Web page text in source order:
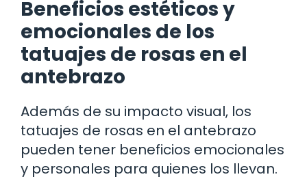
Beneficios estéticos y
emocionales de los
tatuajes de rosas en el
antebrazo
Además de su impacto visual, los
tatuajes de rosas en el antebrazo
pueden tener beneficios emocionales
y personales para quienes los llevan.